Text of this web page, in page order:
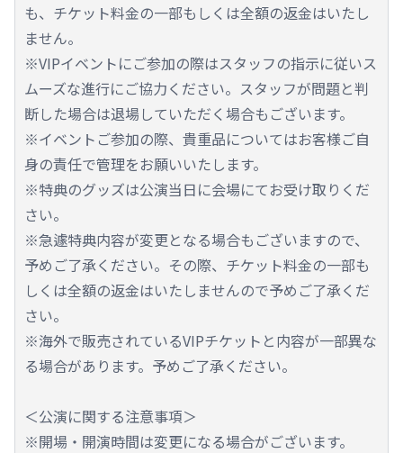
も、チケット料金の一部もしくは全額の返金はいたし
ません。
※VIPイベントにご参加の際はスタッフの指示に従いス
ムーズな進行にご協力ください。スタッフが問題と判
断した場合は退場していただく場合もございます。
※イベントご参加の際、貴重品についてはお客様ご自
身の責任で管理をお願いいたします。
※特典のグッズは公演当日に会場にてお受け取りくだ
さい。
※急遽特典内容が変更となる場合もございますので、
予めご了承ください。その際、チケット料金の一部も
しくは全額の返金はいたしませんので予めご了承くだ
さい。
※海外で販売されているVIPチケットと内容が一部異な
る場合があります。予めご了承ください。
＜公演に関する注意事項＞
※開場・開演時間は変更になる場合がございます。